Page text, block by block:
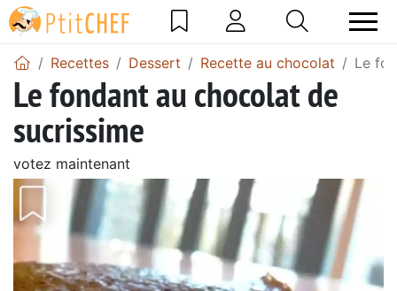
Recettes Dessert Recette au chocolat Le
Le fondant au chocolat de
sucrissime
votez maintenant